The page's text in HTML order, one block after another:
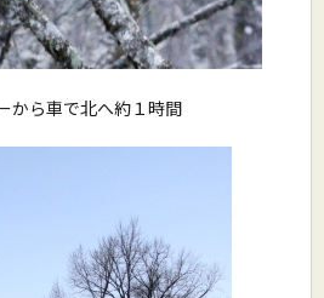
から車で北へ約１時間